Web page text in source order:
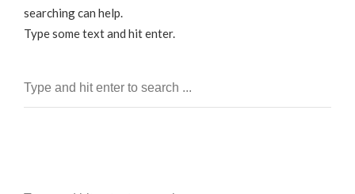
searching can help.
Type some text and hit enter.